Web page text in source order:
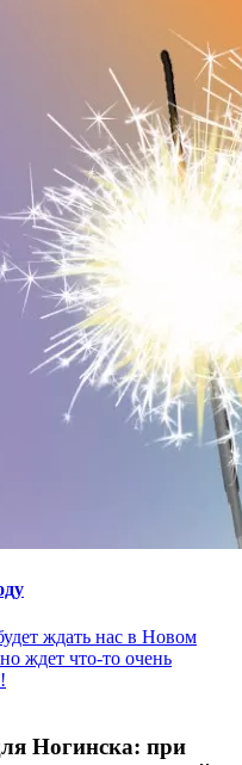
ждать нас в Новом
ждет что-то очень
Ногинска: при